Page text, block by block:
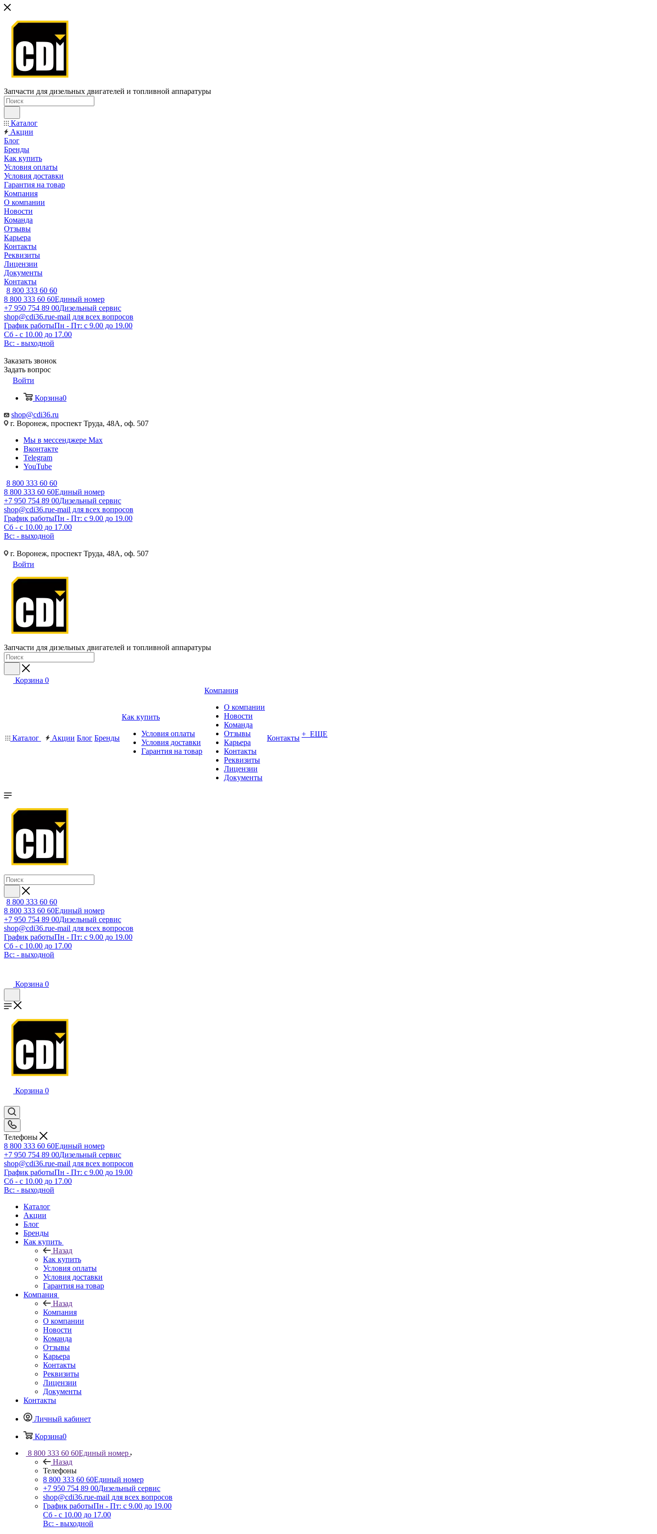
Запчасти для дизельных двигателей и топливной аппаратуры
Каталог
Акции
Блог
Бренды
Как купить
Условия оплаты
Условия доставки
Гарантия на товар
Компания
О компании
Новости
Команда
Отзывы
Карьера
Контакты
Реквизиты
Лицензии
Документы
Контакты
8 800 333 60 60
8 800 333 60 60Единый номер
+7 950 754 89 00Дизельный сервис
shop@cdi36.rue-mail для всех вопросов
График работыПн - Пт: с 9.00 до 19.00
Сб - с 10.00 до 17.00
Вс: - выходной
Заказать звонок
Задать вопрос
Войти
Корзина0
shop@cdi36.ru
г. Воронеж, проспект Труда, 48А, оф. 507
Мы в мессенджере Max
Вконтакте
Telegram
YouTube
8 800 333 60 60
8 800 333 60 60Единый номер
+7 950 754 89 00Дизельный сервис
shop@cdi36.rue-mail для всех вопросов
График работыПн - Пт: с 9.00 до 19.00
Сб - с 10.00 до 17.00
Вс: - выходной
г. Воронеж, проспект Труда, 48А, оф. 507
Войти
Запчасти для дизельных двигателей и топливной аппаратуры
Корзина 0
Каталог Акции Блог Бренды
Как купить
Условия оплаты
Условия доставки
Гарантия на товар
Компания
О компании
Новости
Команда
Отзывы
Карьера
Контакты
Реквизиты
Лицензии
Документы
Контакты + ЕЩЕ
8 800 333 60 60
8 800 333 60 60Единый номер
+7 950 754 89 00Дизельный сервис
shop@cdi36.rue-mail для всех вопросов
График работыПн - Пт: с 9.00 до 19.00
Сб - с 10.00 до 17.00
Вс: - выходной
Корзина 0
Корзина 0
Телефоны
8 800 333 60 60Единый номер
+7 950 754 89 00Дизельный сервис
shop@cdi36.rue-mail для всех вопросов
График работыПн - Пт: с 9.00 до 19.00
Сб - с 10.00 до 17.00
Вс: - выходной
Каталог
Акции
Блог
Бренды
Как купить
Назад
Как купить
Условия оплаты
Условия доставки
Гарантия на товар
Компания
Назад
Компания
О компании
Новости
Команда
Отзывы
Карьера
Контакты
Реквизиты
Лицензии
Документы
Контакты
Личный кабинет
Корзина0
8 800 333 60 60Единый номер
Назад
Телефоны
8 800 333 60 60Единый номер
+7 950 754 89 00Дизельный сервис
shop@cdi36.rue-mail для всех вопросов
График работыПн - Пт: с 9.00 до 19.00
Сб - с 10.00 до 17.00
Вс: - выходной